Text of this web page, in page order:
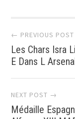
Post
← PREVIOUS POST
Les Chars Isra
E Dans L
NEXT POST →
Médaille